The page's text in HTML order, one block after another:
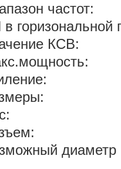
в